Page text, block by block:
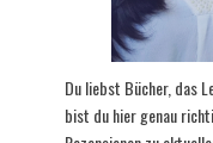
Du liebst Bücher, das
bist du hier genau